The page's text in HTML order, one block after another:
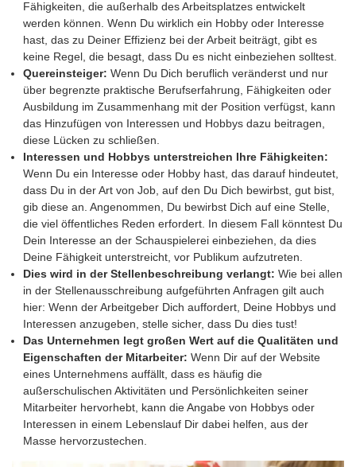
Fähigkeiten, die außerhalb des Arbeitsplatzes entwickelt
werden können. Wenn Du wirklich ein Hobby oder Interesse
hast, das zu Deiner Effizienz bei der Arbeit beiträgt, gibt es
keine Regel, die besagt, dass Du es nicht einbeziehen solltest.
Quereinsteiger: Wenn Du Dich beruflich veränderst und nur
über begrenzte praktische Berufserfahrung, Fähigkeiten oder
Ausbildung im Zusammenhang mit der Position verfügst, kann
das Hinzufügen von Interessen und Hobbys dazu beitragen,
diese Lücken zu schließen.
Interessen und Hobbys unterstreichen Ihre Fähigkeiten:
Wenn Du ein Interesse oder Hobby hast, das darauf hindeutet,
dass Du in der Art von Job, auf den Du Dich bewirbst, gut bist,
gib diese an. Angenommen, Du bewirbst Dich auf eine Stelle,
die viel öffentliches Reden erfordert. In diesem Fall könntest Du
Dein Interesse an der Schauspielerei einbeziehen, da dies
Deine Fähigkeit unterstreicht, vor Publikum aufzutreten.
Dies wird in der Stellenbeschreibung verlangt: Wie bei allen
in der Stellenausschreibung aufgeführten Anfragen gilt auch
hier: Wenn der Arbeitgeber Dich auffordert, Deine Hobbys und
Interessen anzugeben, stelle sicher, dass Du dies tust!
Das Unternehmen legt großen Wert auf die Qualitäten und
Eigenschaften der Mitarbeiter: Wenn Dir auf der Website
eines Unternehmens auffällt, dass es häufig die
außerschulischen Aktivitäten und Persönlichkeiten seiner
Mitarbeiter hervorhebt, kann die Angabe von Hobbys oder
Interessen in einem Lebenslauf Dir dabei helfen, aus der
Masse hervorzustechen.